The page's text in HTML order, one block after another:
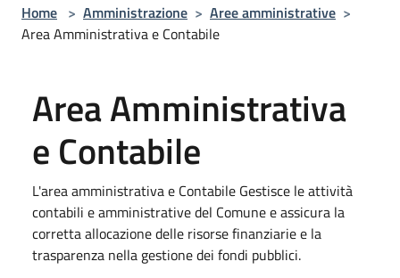
Home > Amministrazione > Aree amministrative >
Area Amministrativa e Contabile
Area Amministrativa
e Contabile
L'area amministrativa e Contabile Gestisce le attività
contabili e amministrative del Comune e assicura la
corretta allocazione delle risorse finanziarie e la
trasparenza nella gestione dei fondi pubblici.